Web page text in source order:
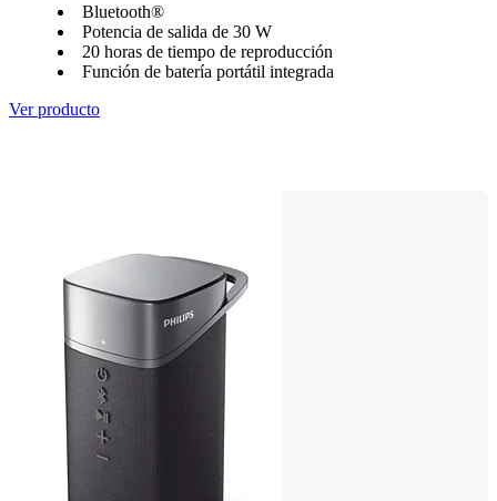
Bluetooth®
Potencia de salida de 30 W
20 horas de tiempo de reproducción
Función de batería portátil integrada
Ver producto